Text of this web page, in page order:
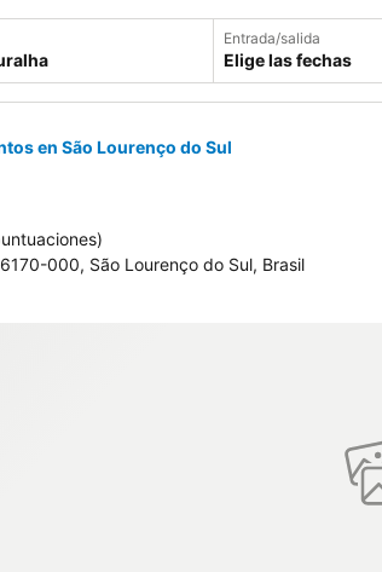
Entrada/salida
Elige las fechas
en São Lourenço do Sul
)
000, São Lourenço do Sul, Brasil